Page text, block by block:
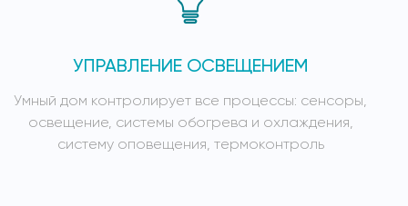
УПРАВЛЕНИЕ ОСВЕЩЕНИЕМ
Умный дом контролирует все процессы: сенсоры,
освещение, системы обогрева и охлаждения,
систему оповещения, термоконтроль